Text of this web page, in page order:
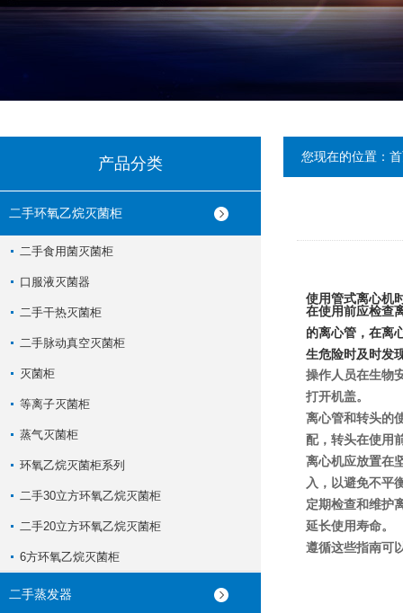
产品分类
二手环氧乙烷灭菌柜
二手食用菌灭菌柜
口服液灭菌器
二手干热灭菌柜
二手脉动真空灭菌柜
灭菌柜
等离子灭菌柜
蒸气灭菌柜
环氧乙烷灭菌柜系列
二手30立方环氧乙烷灭菌柜
二手20立方环氧乙烷灭菌柜
6方环氧乙烷灭菌柜
二手蒸发器
您现在的位置：
使用管式离心机
在使用前应检查
的离心管，在离
生危险时及时发
操作人员在生物
打开机盖。
离心管和转头的
配，转头在使用
离心机应放置在
入，以避免不平
定期检查和维护
延长使用寿命。
遵循这些指南可